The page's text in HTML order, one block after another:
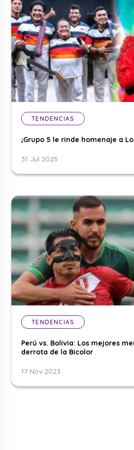
TENDENCIAS
¡Grupo 5 le rinde homenaje a
31 Jul 2025
TENDENCIAS
Perú vs. Bolivia: Los mejores
derrota de la Bicolor
17 Nov 2023